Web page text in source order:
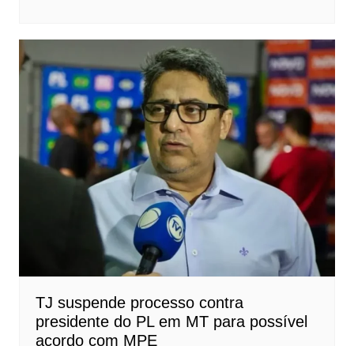
TJ suspende processo contra
presidente do PL em MT para possível
acordo com MPE